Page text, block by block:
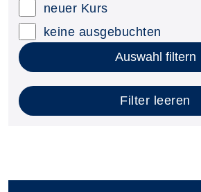
neuer Kurs
keine ausgebuchten
Auswahl filtern
Filter leeren